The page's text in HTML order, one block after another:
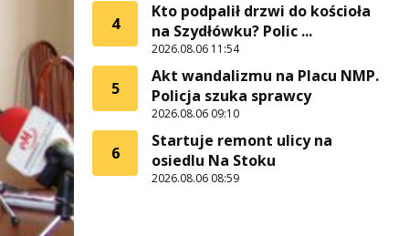
4
Kto podpalił drzwi do kościoła
na Szydłówku? Polic ...
2026.08.06 11:54
5
Akt wandalizmu na Placu NMP.
Policja szuka sprawcy
2026.08.06 09:10
6
Startuje remont ulicy na
osiedlu Na Stoku
2026.08.06 08:59